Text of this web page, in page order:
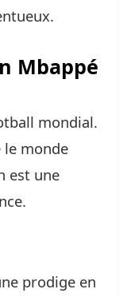
Mbappé
mondial.
le monde
est une
prodige en